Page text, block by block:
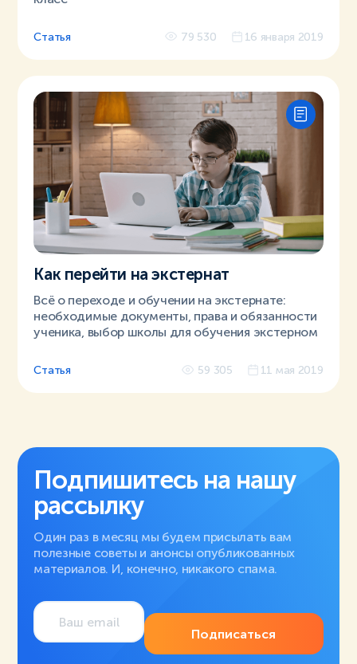
Статья 79 530 16 января 2019
Как перейти на экстернат
Всё о переходе и обучении на экстернате:
необходимые документы, права и обязанности
ученика, выбор школы для обучения экстерном
Статья 59 305 11 мая 2019
Подпишитесь на нашу
рассылку
Один раз в месяц мы будем присылать вам
полезные советы и анонсы опубликованных
материалов. И, конечно, никакого спама.
Подписаться